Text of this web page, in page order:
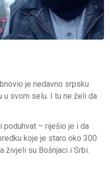
je nedavno srpsku
u svom selu. I tu ne želi da
poduhvat – riješio je i da
koje je staro oko 300
živjeli su Bošnjaci i Srbi.